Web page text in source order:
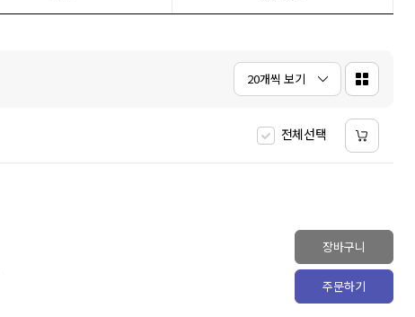
6
오디세이
2
변리사
10
문학동네
20개씩 보기
전체선택
장바구니
주문하기